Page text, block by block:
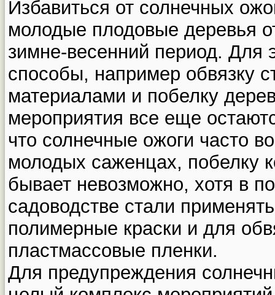
Избавиться от солнечных
молодые плодовые деревья
зимне-весенний период. Для
способы, например обвязку
материалами и побелку
мероприятия все еще
что солнечные ожоги часто
молодых саженцах, побелку
бывает невозможно, хотя в
садоводстве стали
полимерные краски и для
пластмассовые пленки.
Для предупреждения